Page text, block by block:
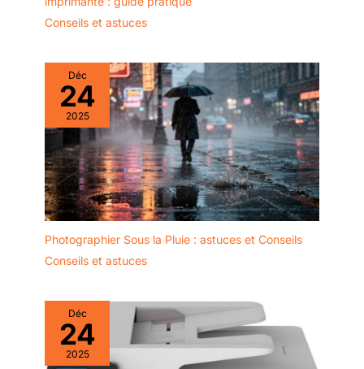
Conseils et astuces
Déc
24
2025
Photographier Sous la Pluie : astuces et Conseils
Conseils et astuces
Déc
24
2025